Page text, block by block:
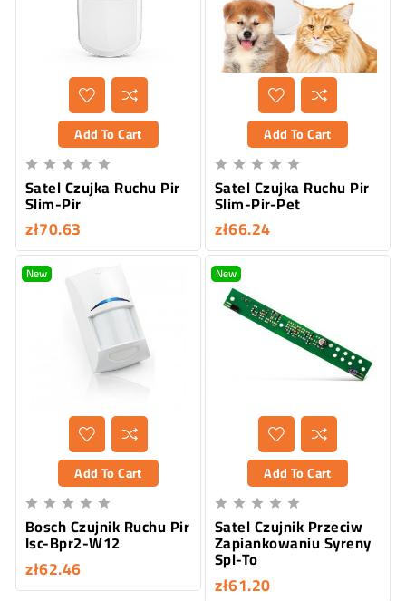
Add To Cart
    
Satel Czujka Ruchu Pir
Slim-Pir
zł70.63
Add To Cart
    
Satel Czujka Ruchu Pir
Slim-Pir-Pet
zł66.24
New
Add To Cart
    
Bosch Czujnik Ruchu Pir
Isc-Bpr2-W12
zł62.46
New
Add To Cart
    
Satel Czujnik Przeciw
Zapiankowaniu Syreny
Spl-To
zł61.20